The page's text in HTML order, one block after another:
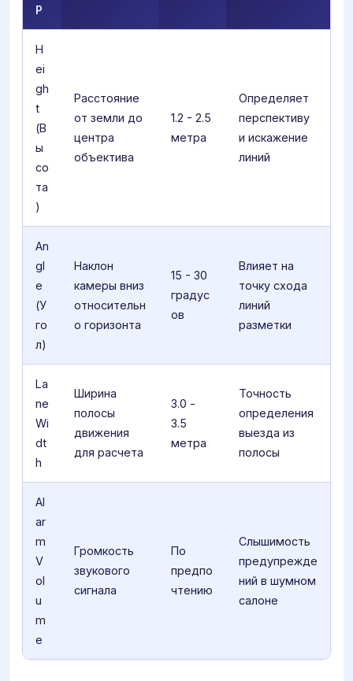
Р
H
ei
gh
t
(В
ы
со
та
)
Расстояние
от земли до
центра
объектива
1.2 - 2.5
метра
Определяет
перспективу
и искажение
линий
An
gl
e
(У
го
л)
Наклон
камеры вниз
относительн
о горизонта
15 - 30
градус
ов
Влияет на
точку схода
линий
разметки
La
ne
Wi
dt
h
Ширина
полосы
движения
для расчета
3.0 -
3.5
метра
Точность
определения
выезда из
полосы
Al
ar
m
V
ol
u
m
e
Громкость
звукового
сигнала
По
предпо
чтению
Слышимость
предупрежде
ний в шумном
салоне